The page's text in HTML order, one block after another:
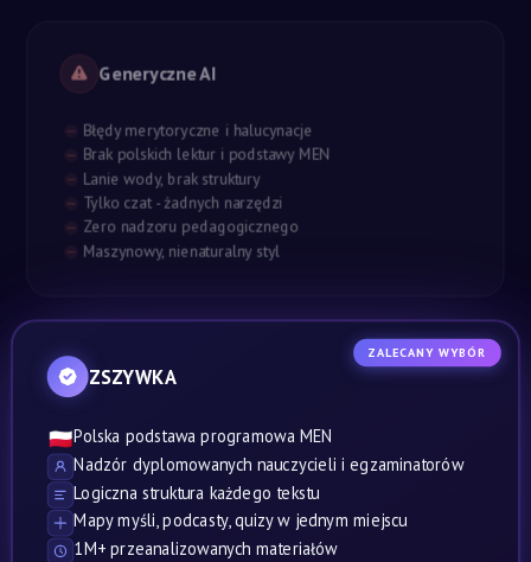
Generyczne AI
Błędy merytoryczne i halucynacje
Brak polskich lektur i podstawy MEN
Lanie wody, brak struktury
Tylko czat - żadnych narzędzi
Zero nadzoru pedagogicznego
Maszynowy, nienaturalny styl
ZALECANY WYBÓR
ZSZYWKA
🇵🇱Polska podstawa programowa MEN
Nadzór dyplomowanych nauczycieli i egzaminatorów
Logiczna struktura każdego tekstu
Mapy myśli, podcasty, quizy w jednym miejscu
1M+ przeanalizowanych materiałów